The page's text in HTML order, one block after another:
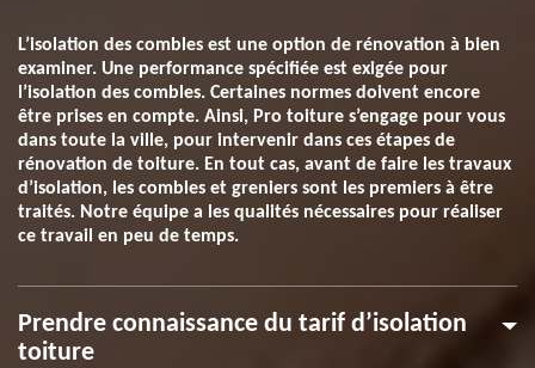
L’isolation des combles est une option de rénovation à bien
examiner. Une performance spécifiée est exigée pour
l’isolation des combles. Certaines normes doivent encore
être prises en compte. Ainsi, Pro toiture s’engage pour vous
dans toute la ville, pour intervenir dans ces étapes de
rénovation de toiture. En tout cas, avant de faire les travaux
d’isolation, les combles et greniers sont les premiers à être
traités. Notre équipe a les qualités nécessaires pour réaliser
ce travail en peu de temps.
Prendre connaissance du tarif d’isolation
toiture